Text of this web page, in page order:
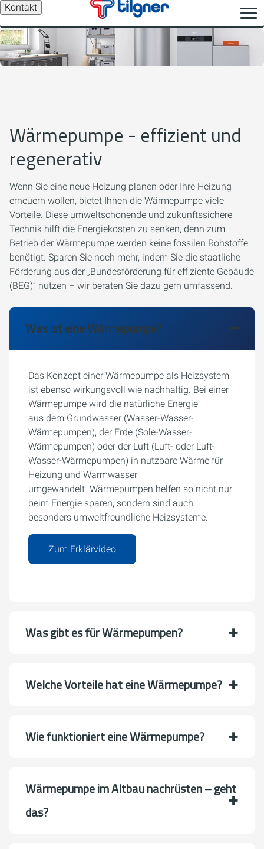
Kontakt
Wärmepumpe - effizient und
regenerativ
Wenn Sie eine neue Heizung planen oder Ihre Heizung
erneuern wollen, bietet Ihnen die Wärmepumpe viele
Vorteile. Diese umweltschonende und zukunftssichere
Technik hilft die Energiekosten zu senken, denn zum
Betrieb der Wärmepumpe werden keine fossilen Rohstoffe
benötigt. Sparen Sie noch mehr, indem Sie die staatliche
Förderung aus der „Bundesförderung für effiziente Gebäude
(BEG)” nutzen – wir beraten Sie dazu gern umfassend.
Was ist eine Wärmepumpe?
Das Konzept einer Wärmepumpe als Heizsystem
ist ebenso wirkungsvoll wie nachhaltig. Bei einer
Wärmepumpe wird die natürliche Energie
aus dem Grundwasser (Wasser-Wasser-
Wärmepumpen), der Erde (Sole-Wasser-
Wärmepumpen) oder der Luft (Luft- oder Luft-
Wasser-Wärmepumpen) in nutzbare Wärme für
Heizung und Warmwasser
umgewandelt. Wärmepumpen helfen so nicht nur
beim Energie sparen, sondern sind auch
besonders umweltfreundliche Heizsysteme.
Zum Erklärvideo
Was gibt es für Wärmepumpen?
Welche Vorteile hat eine Wärmepumpe?
Wie funktioniert eine Wärmepumpe?
Wärmepumpe im Altbau nachrüsten – geht
das?